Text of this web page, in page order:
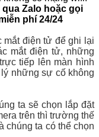
Zalo hoặc gọi
phí 24/24
điện tử để ghi lại
mắt điện tử, những
tiếp lên màn hình
những sự cố không
ta sẽ chọn lắp đặt
trên thì trường thế
chúng ta có thể chọn